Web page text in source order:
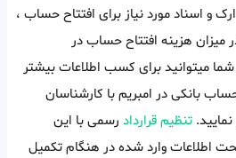
و اسناد مورد نیاز برای افتتاح حساب ،
میزان هزینه افتتاح حساب در
شما میتوانید برای کسب اطلاعات بیشتر
بانکی در امبریم با کارشناسان
تنظیم قرارداد رسمی با این
اطلاعات وارد شده در هنگام تکمیل